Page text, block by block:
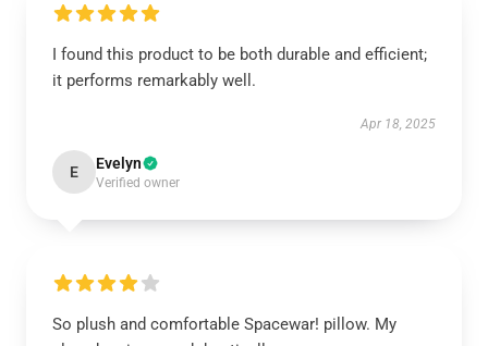
I found this product to be both durable and efficient;
it performs remarkably well.
Apr 18, 2025
E Evelyn
Verified owner
So plush and comfortable Spacewar! pillow. My